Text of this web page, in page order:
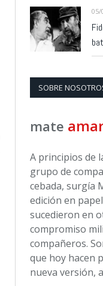
05/
SOBRE
mate
A principios de
grupo de
cebada, surgía
edición en
sucedieron en
compromiso
compañeros.
que hoy hacen
nueva versión,